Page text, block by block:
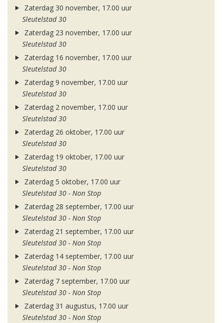
Zaterdag 30 november, 17.00 uur
Sleutelstad 30
Zaterdag 23 november, 17.00 uur
Sleutelstad 30
Zaterdag 16 november, 17.00 uur
Sleutelstad 30
Zaterdag 9 november, 17.00 uur
Sleutelstad 30
Zaterdag 2 november, 17.00 uur
Sleutelstad 30
Zaterdag 26 oktober, 17.00 uur
Sleutelstad 30
Zaterdag 19 oktober, 17.00 uur
Sleutelstad 30
Zaterdag 5 oktober, 17.00 uur
Sleutelstad 30 - Non Stop
Zaterdag 28 september, 17.00 uur
Sleutelstad 30 - Non Stop
Zaterdag 21 september, 17.00 uur
Sleutelstad 30 - Non Stop
Zaterdag 14 september, 17.00 uur
Sleutelstad 30 - Non Stop
Zaterdag 7 september, 17.00 uur
Sleutelstad 30 - Non Stop
Zaterdag 31 augustus, 17.00 uur
Sleutelstad 30 - Non Stop